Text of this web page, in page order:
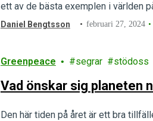
ett av de bästa exemplen i världen
Daniel Bengtsson februari 27, 2024
Greenpeace segrar stödoss
Vad önskar sig planeten
Den här tiden på året är ett bra